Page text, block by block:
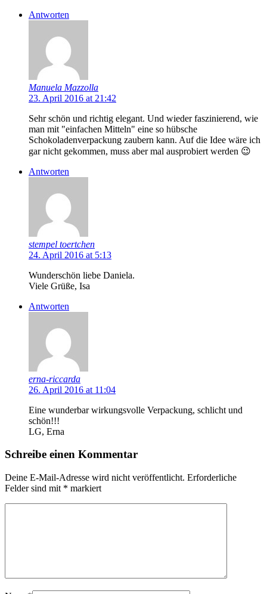
Antworten
Manuela Mazzolla
23. April 2016 at 21:42
Sehr schön und richtig elegant. Und wieder faszinierend, wie
man mit "einfachen Mitteln" eine so hübsche
Schokoladenverpackung zaubern kann. Auf die Idee wäre ich
gar nicht gekommen, muss aber mal ausprobiert werden 😉
Antworten
stempel toertchen
24. April 2016 at 5:13
Wunderschön liebe Daniela.
Viele Grüße, Isa
Antworten
erna-riccarda
26. April 2016 at 11:04
Eine wunderbar wirkungsvolle Verpackung, schlicht und
schön!!!
LG, Erna
Schreibe einen Kommentar
Deine E-Mail-Adresse wird nicht veröffentlicht. Erforderliche
Felder sind mit * markiert